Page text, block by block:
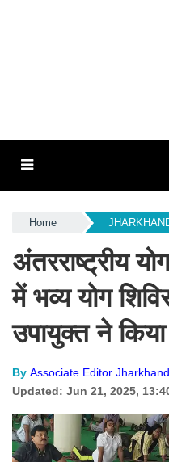
Home
अंतरराष्ट्रीय
में भव्य योग
उपायुक्त ने
By Associate Editor
Updated: Jun 21, 2025,